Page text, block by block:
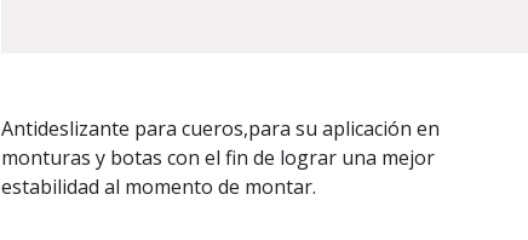
Antideslizante para cueros,para su aplicación en
monturas y botas con el fin de lograr una mejor
estabilidad al momento de montar.